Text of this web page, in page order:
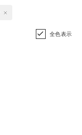
全色表示